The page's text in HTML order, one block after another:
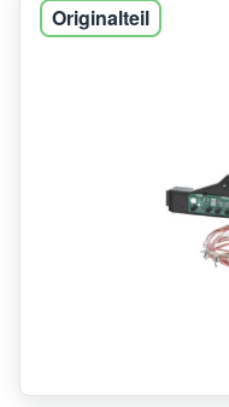
Originalteil